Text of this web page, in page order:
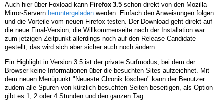
Auch hier über Foxload kann Firefox 3.5 schon direkt von den Mozilla-
Mirror-Servern heruntergeladen werden. Einfach den Anweisungen folgen
und die Vorteile vom neuen Firefox testen. Der Download geht direkt auf
die neue Final-Version, die Willkommenseite nach der Installation war
zum jetzigen Zeitpunkt allerdings noch auf den Release-Candidate
gestellt, das wird sich aber sicher auch noch ändern.
Ein Highlight in Version 3.5 ist der private Surfmodus, bei dem der
Browser keine Informationen über die besuchten Sites aufzeichnet. Mit
dem neuen Menüpunkt "Neueste Chronik löschen" kann der Benutzer
zudem alle Spuren von kürzlich besuchten Seiten beseitigen, als Option
gibt es 1, 2 oder 4 Stunden und den ganzen Tag.